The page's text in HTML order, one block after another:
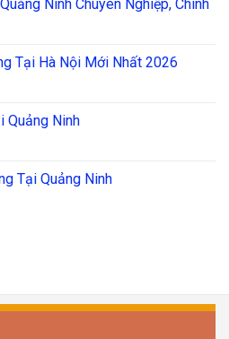
Ninh Chuyên Nghiệp, Chính
Tại Hà Nội Mới Nhất 2026
Quảng Ninh
Tại Quảng Ninh